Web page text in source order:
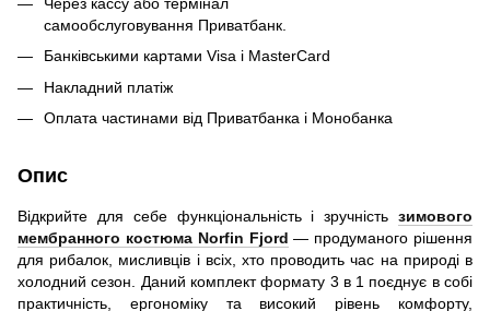
самообслуговування Приватбанк.
Банківськими картами Visa і MasterCard
Накладний платіж
Оплата частинами від Приватбанка і Монобанка
Опис
Відкрийте для себе функціональність і зручність зимового
мембранного костюма Norfin Fjord — продуманого рішення
для рибалок, мисливців і всіх, хто проводить час на природі в
холодний сезон. Даний комплект формату 3 в 1 поєднує в собі
практичність, ергономіку та високий рівень комфорту,